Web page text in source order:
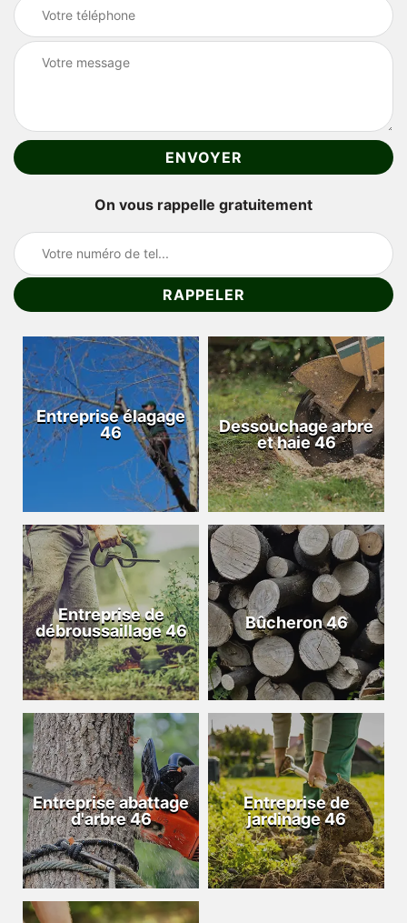
On vous rappelle gratuitement
Entreprise élagage
46
Dessouchage arbre
et haie 46
Entreprise de
débroussaillage 46
Bûcheron 46
Entreprise abattage
d'arbre 46
Entreprise de
jardinage 46